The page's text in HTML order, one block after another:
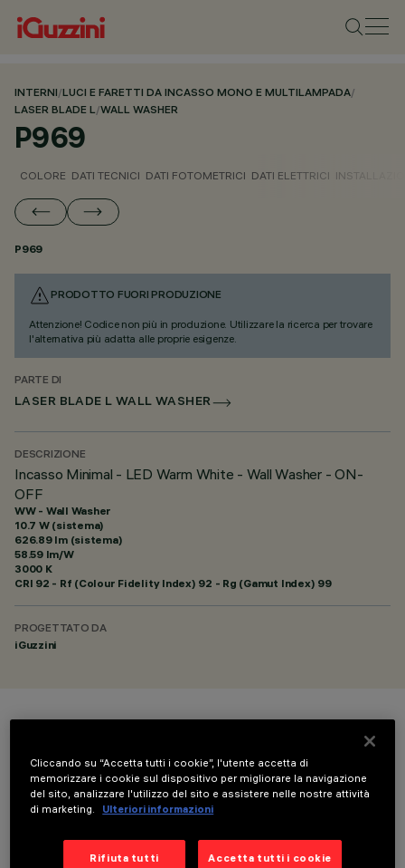
INTERNI/LUCI E FARETTI DA INCASSO MONO E MULTILAMPADA/
LASER BLADE L/WALL WASHER
P969
COLORE DATI TECNICI DATI FOTOMETRICI DATI ELETTRICI
P969
PRODOTTO FUORI PRODUZIONE
Attenzione! Codice non più in produzione. Utilizzare la ricerca per trovare
l'alternativa più adatta alle proprie esigenze.
PARTE DI
LASER BLADE L WALL WASHER
DESCRIZIONE
Incasso Minimal - LED Warm White - Wall Washer - ON-
OFF
WW - Wall Washer
10.7 W (sistema)
626.89 lm (sistema)
58.59 lm/W
3000 K
CRI 92 - Rf (Colour Fidelity Index) 92 - Rg (Gamut Index) 99
PROGETTATO DA
iGuzzini
Cliccando su “Accetta tutti i cookie”, l'utente accetta di
memorizzare i cookie sul dispositivo per migliorare la navigazione
del sito, analizzare l'utilizzo del sito e assistere nelle nostre attività
di marketing.
Ulteriori informazioni
Rifiuta tutti Accetta tutti i cookie